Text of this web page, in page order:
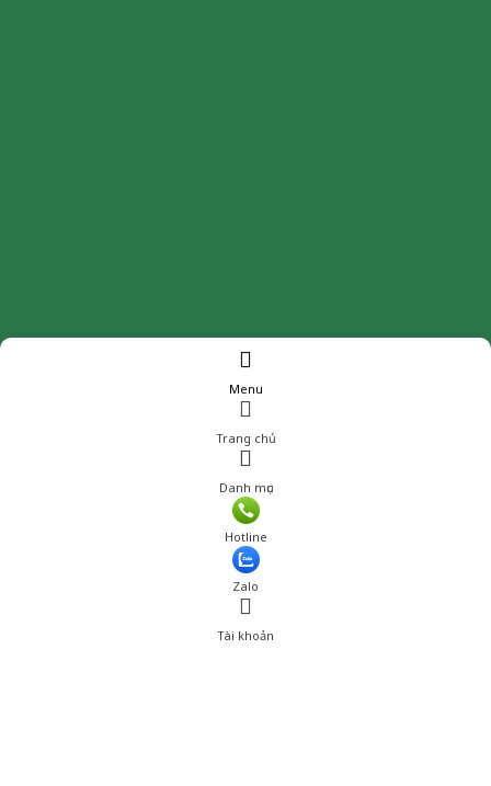
Menu
Trang chủ
Danh mục
Hotline
Zalo
Tài khoản